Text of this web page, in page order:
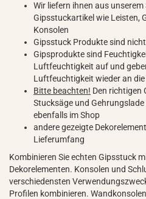
Wir liefern ihnen aus
Gipsstuckartikel wie Leisten,
Konsolen
Gipsstuck Produkte sind
Gipsprodukte sind
Luftfeuchtigkeit auf und
Luftfeuchtigkeit wieder an
Bitte beachten! Den richtigen
Stucksäge und
ebenfalls im Shop
andere gezeigte
Lieferumfang
Kombinieren Sie echten Gipsstuck
Dekorelementen. Konsolen und
verschiedensten
Profilen kombinieren.